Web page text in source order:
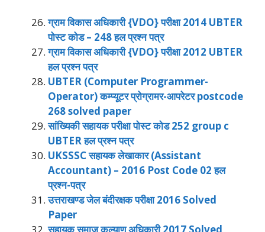
ग्राम विकास अधिकारी {VDO} परीक्षा 2014 UBTER
पोस्ट कोड – 248 हल प्रश्न पत्र
ग्राम विकास अधिकारी {VDO} परीक्षा 2012 UBTER
हल प्रश्न पत्र
UBTER (Computer Programmer-
Operator) कम्प्यूटर प्रोग्रामर-आपरेटर postcode
268 solved paper
सांख्यिकी सहायक परीक्षा पोस्ट कोड 252 group c
UBTER हल प्रश्न पत्र
UKSSSC सहायक लेखाकार (Assistant
Accountant) – 2016 Post Code 02 हल
प्रश्न-पत्र
उत्तराखण्ड जेल बंदीरक्षक परीक्षा 2016 Solved
Paper